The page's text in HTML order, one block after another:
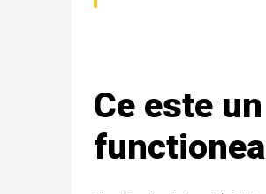
Ce este